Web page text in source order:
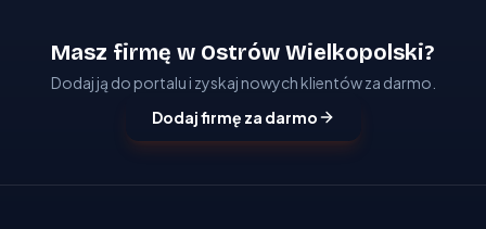
Masz firmę w Ostrów Wielkopolski?
Dodaj ją do portalu i zyskaj nowych klientów za darmo.
Dodaj firmę za darmo